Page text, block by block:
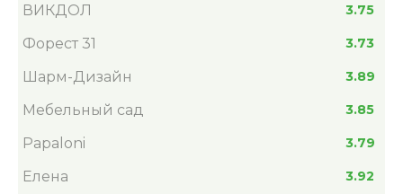
ВИКДОЛ 3.75
Форест 31 3.73
Шарм-Дизайн 3.89
Мебельный сад 3.85
Papaloni 3.79
Елена 3.92